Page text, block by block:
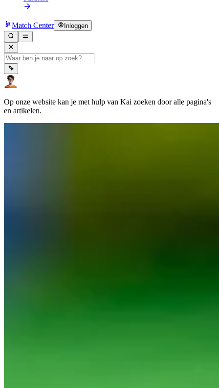
Match Center Inloggen
Op onze website kan je met hulp van Kai zoeken door alle pagina's
en artikelen.